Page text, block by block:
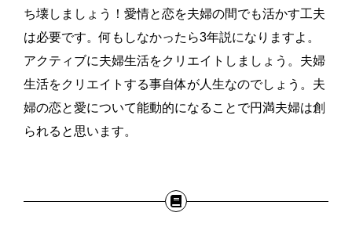
ち壊しましょう！愛情と恋を夫婦の間でも活かす工夫
は必要です。何もしなかったら3年説になりますよ。
アクティブに夫婦生活をクリエイトしましょう。夫婦
生活をクリエイトする事自体が人生なのでしょう。夫
婦の恋と愛について能動的になることで円満夫婦は創
られると思います。